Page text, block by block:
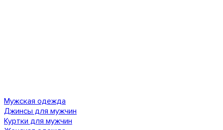
Мужская одежда
Джинсы для мужчин
Куртки для мужчин